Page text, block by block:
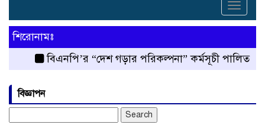
Toggle
শিরোনামঃ
বিএনপি’র “দেশ গড়ার পরিকল্পনা” কর্মসূচী পালিত
রংপুর
বিজ্ঞাপন
for: